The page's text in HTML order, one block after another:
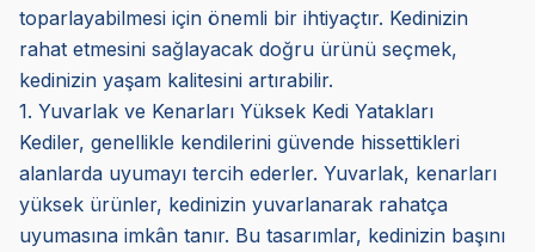
toparlayabilmesi için önemli bir ihtiyaçtır. Kedinizin
rahat etmesini sağlayacak doğru ürünü seçmek,
kedinizin yaşam kalitesini artırabilir.
1. Yuvarlak ve Kenarları Yüksek Kedi Yatakları
Kediler, genellikle kendilerini güvende hissettikleri
alanlarda uyumayı tercih ederler. Yuvarlak, kenarları
yüksek ürünler, kedinizin yuvarlanarak rahatça
uyumasına imkân tanır. Bu tasarımlar, kedinizin başını